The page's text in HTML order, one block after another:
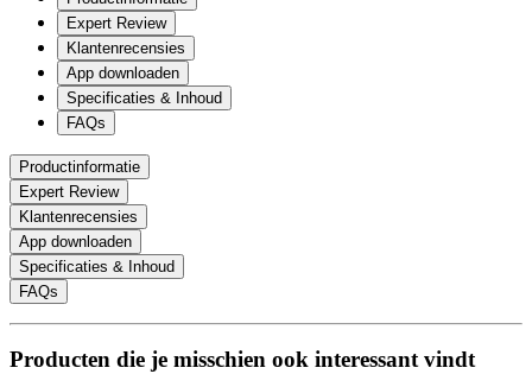
Expert Review
Klantenrecensies
App downloaden
Specificaties & Inhoud
FAQs
Productinformatie
Expert Review
Klantenrecensies
App downloaden
Specificaties & Inhoud
FAQs
Producten die je misschien ook interessant vindt